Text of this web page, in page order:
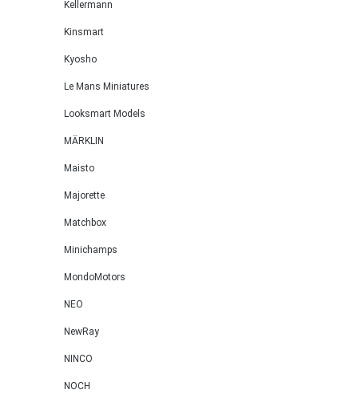
Kellermann
Kinsmart
Kyosho
Le Mans Miniatures
Looksmart Models
MÄRKLIN
Maisto
Majorette
Matchbox
Minichamps
MondoMotors
NEO
NewRay
NINCO
NOCH